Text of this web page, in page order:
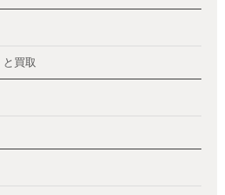
買取